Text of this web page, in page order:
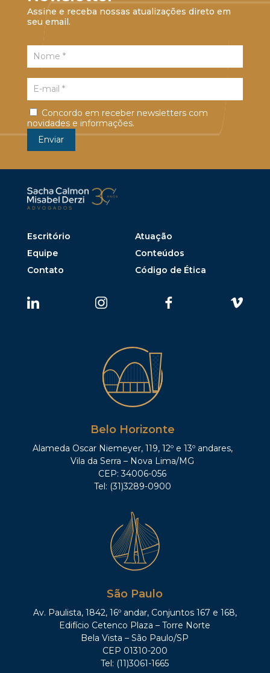
Assine e receba nossas atualizações direto em
seu email.
Concordo em receber newsletters com
novidades e informações.
Escritório
Atuação
Equipe
Conteúdos
Contato
Código de Ética
Belo Horizonte
Alameda Oscar Niemeyer, 119, 12º e 13º andares,
Vila da Serra – Nova Lima/MG
CEP: 34006-056
Tel: (31)3289-0900
São Paulo
Av. Paulista, 1842, 16º andar, Conjuntos 167 e 168,
Edifício Cetenco Plaza – Torre Norte
Bela Vista – São Paulo/SP
CEP 01310-200
Tel: (11)3061-1665